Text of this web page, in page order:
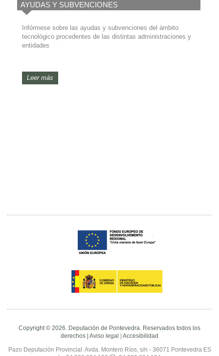
AYUDAS Y SUBVENCIONES
Infórmese sobre las ayudas y subvenciones del ámbito
tecnológico procedentes de las distintas administraciones y
entidades
Leer más
Copyright © 2026. Deputación de Pontevedra. Reservados todos los
derechos | Aviso legal Accesibilidad
Pazo Deputación Provincial. Avda. Montero Ríos, s/n - 36071 Pontevedra ES